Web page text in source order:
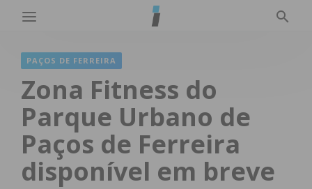
PAÇOS DE FERREIRA
Zona Fitness do
Parque Urbano de
Paços de Ferreira
disponível em breve